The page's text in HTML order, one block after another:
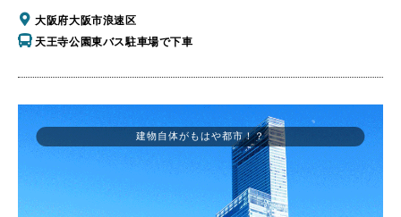
大阪府大阪市浪速区
天王寺公園東バス駐車場で下車
建物自体がもはや都市！？